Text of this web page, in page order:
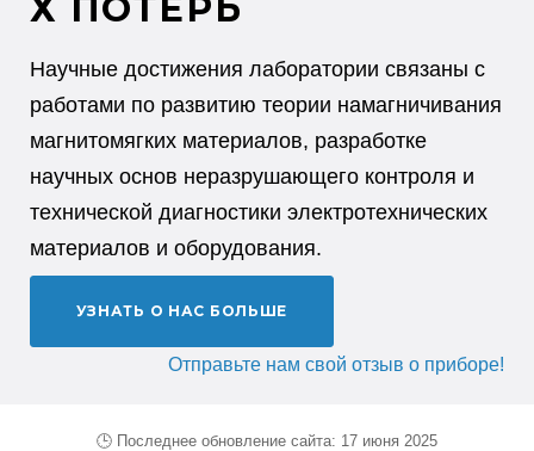
Научные достижения лаборатории связаны с
работами по развитию теории намагничивания
магнитомягких материалов, разработке
научных основ неразрушающего контроля и
технической диагностики электротехнических
материалов и оборудования.
УЗНАТЬ О НАС БОЛЬШЕ
Отправьте нам свой отзыв о приборе!
🕒 Последнее обновление сайта: 17 июня 2025